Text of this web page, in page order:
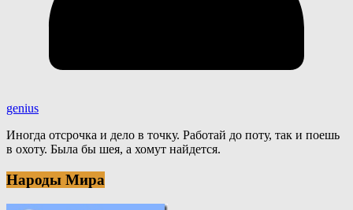
genius
Иногда отсрочка и дело в точку. Работай до поту, так и поешь
в охоту. Была бы шея, а хомут найдется.
Народы Мира